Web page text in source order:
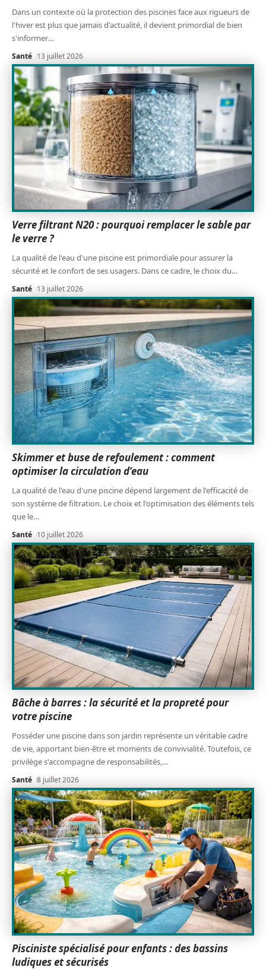
Dans un contexte où la protection des piscines face aux rigueurs de
l'hiver est plus que jamais d'actualité, il devient primordial de bien
s'informer…
Santé 13 juillet 2026
Verre filtrant N20 : pourquoi remplacer le sable par
le verre ?
La qualité de l'eau d'une piscine est primordiale pour assurer la
sécurité et le confort de ses usagers. Dans ce cadre, le choix du…
Santé 13 juillet 2026
Skimmer et buse de refoulement : comment
optimiser la circulation d’eau
La qualité de l'eau d'une piscine dépend largement de l'efficacité de
son système de filtration. Le choix et l'optimisation des éléments tels
que le…
Santé 10 juillet 2026
Bâche à barres : la sécurité et la propreté pour
votre piscine
Posséder une piscine dans son jardin représente un véritable cadre
de vie, apportant bien-être et moments de convivialité. Toutefois, ce
privilège s'accompagne de responsabilités,…
Santé 8 juillet 2026
Pisciniste spécialisé pour enfants : des bassins
ludiques et sécurisés